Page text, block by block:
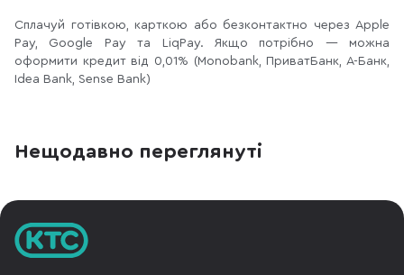
Сплачуй готівкою, карткою або безконтактно через Apple
Pay, Google Pay та LiqPay. Якщо потрібно — можна
оформити кредит від 0,01% (Monobank, ПриватБанк, А-Банк,
Idea Bank, Sense Bank)
Нещодавно переглянуті